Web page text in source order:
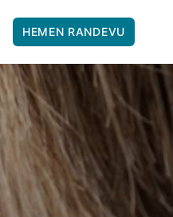
HEMEN RANDEVU